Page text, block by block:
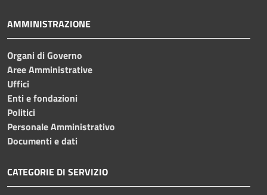
AMMINISTRAZIONE
Organi di Governo
Aree Amministrative
Uffici
Enti e fondazioni
Politici
Personale Amministrativo
Documenti e dati
CATEGORIE DI SERVIZIO